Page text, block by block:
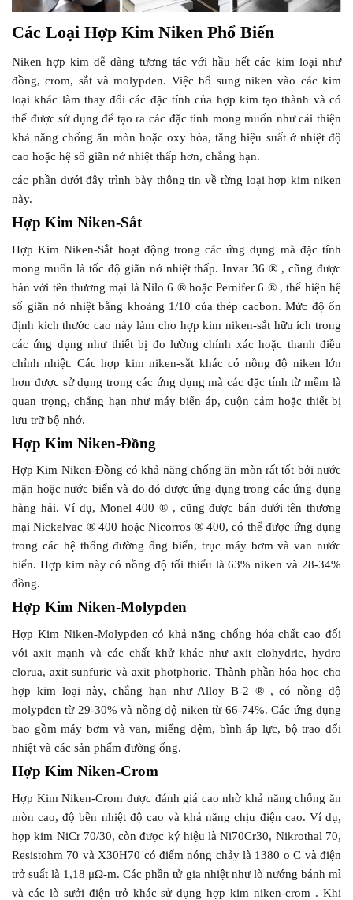
Các Loại Hợp Kim Niken Phổ Biến
Niken hợp kim dễ dàng tương tác với hầu hết các kim loại như
đồng, crom, sắt và molypden. Việc bổ sung niken vào các kim
loại khác làm thay đổi các đặc tính của hợp kim tạo thành và có
thể được sử dụng để tạo ra các đặc tính mong muốn như cải thiện
khả năng chống ăn mòn hoặc oxy hóa, tăng hiệu suất ở nhiệt độ
cao hoặc hệ số giãn nở nhiệt thấp hơn, chẳng hạn.
các phần dưới đây trình bày thông tin về từng loại hợp kim niken
này.
Hợp Kim Niken-Sắt
Hợp Kim Niken-Sắt hoạt động trong các ứng dụng mà đặc tính
mong muốn là tốc độ giãn nở nhiệt thấp. Invar 36 ® , cũng được
bán với tên thương mại là Nilo 6 ® hoặc Pernifer 6 ® , thể hiện hệ
số giãn nở nhiệt bằng khoảng 1/10 của thép cacbon. Mức độ ổn
định kích thước cao này làm cho hợp kim niken-sắt hữu ích trong
các ứng dụng như thiết bị đo lường chính xác hoặc thanh điều
chỉnh nhiệt. Các hợp kim niken-sắt khác có nồng độ niken lớn
hơn được sử dụng trong các ứng dụng mà các đặc tính từ mềm là
quan trọng, chẳng hạn như máy biến áp, cuộn cảm hoặc thiết bị
lưu trữ bộ nhớ.
Hợp Kim Niken-Đồng
Hợp Kim Niken-Đồng có khả năng chống ăn mòn rất tốt bởi nước
mặn hoặc nước biển và do đó được ứng dụng trong các ứng dụng
hàng hải. Ví dụ, Monel 400 ® , cũng được bán dưới tên thương
mại Nickelvac ® 400 hoặc Nicorros ® 400, có thể được ứng dụng
trong các hệ thống đường ống biển, trục máy bơm và van nước
biển. Hợp kim này có nồng độ tối thiểu là 63% niken và 28-34%
đồng.
Hợp Kim Niken-Molypden
Hợp Kim Niken-Molypden có khả năng chống hóa chất cao đối
với axit mạnh và các chất khử khác như axit clohydric, hydro
clorua, axit sunfuric và axit photphoric. Thành phần hóa học cho
hợp kim loại này, chẳng hạn như Alloy B-2 ® , có nồng độ
molypden từ 29-30% và nồng độ niken từ 66-74%. Các ứng dụng
bao gồm máy bơm và van, miếng đệm, bình áp lực, bộ trao đổi
nhiệt và các sản phẩm đường ống.
Hợp Kim Niken-Crom
Hợp Kim Niken-Crom được đánh giá cao nhờ khả năng chống ăn
mòn cao, độ bền nhiệt độ cao và khả năng chịu điện cao. Ví dụ,
hợp kim NiCr 70/30, còn được ký hiệu là Ni70Cr30, Nikrothal 70,
Resistohm 70 và X30H70 có điểm nóng chảy là 1380 o C và điện
trở suất là 1,18 μΩ-m. Các phần tử gia nhiệt như lò nướng bánh mì
và các lò sưởi điện trở khác sử dụng hợp kim niken-crom . Khi